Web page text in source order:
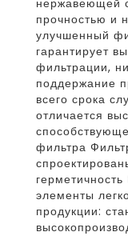
прочностью и
улучшенный
гарантирует
фильтрации,
поддержание
всего срока
отличается
фильтра
элементы
продукции: